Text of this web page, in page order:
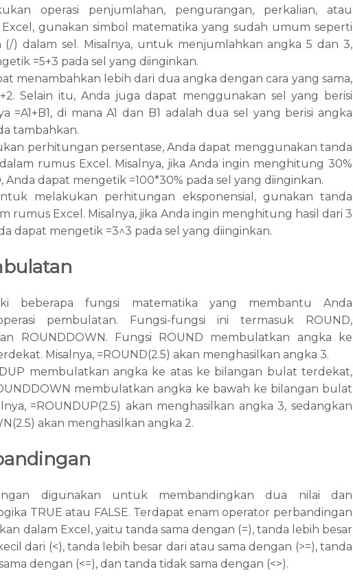
operasi penjumlahan, pengurangan, perkalian, atau
gunakan simbol matematika yang sudah umum seperti
(/) dalam sel. Misalnya, untuk menjumlahkan angka 5 dan 3,
=5+3 pada sel yang diinginkan.
menambahkan lebih dari dua angka dengan cara yang sama,
Selain itu, Anda juga dapat menggunakan sel yang berisi
=A1+B1, di mana A1 dan B1 adalah dua sel yang berisi angka
tambahkan.
perhitungan persentase, Anda dapat menggunakan tanda
rumus Excel. Misalnya, jika Anda ingin menghitung 30%
Anda dapat mengetik =100*30% pada sel yang diinginkan.
melakukan perhitungan eksponensial, gunakan tanda
rumus Excel. Misalnya, jika Anda ingin menghitung hasil dari 3
dapat mengetik =3^3 pada sel yang diinginkan.
beberapa fungsi matematika yang membantu Anda
pembulatan. Fungsi-fungsi ini termasuk ROUND,
ROUNDDOWN. Fungsi ROUND membulatkan angka ke
Misalnya, =ROUND(2.5) akan menghasilkan angka 3.
membulatkan angka ke atas ke bilangan bulat terdekat,
membulatkan angka ke bawah ke bilangan bulat
=ROUNDUP(2.5) akan menghasilkan angka 3, sedangkan
akan menghasilkan angka 2.
digunakan untuk membandingkan dua nilai dan
TRUE atau FALSE. Terdapat enam operator perbandingan
dalam Excel, yaitu tanda sama dengan (=), tanda lebih besar
dari (<), tanda lebih besar dari atau sama dengan (>=), tanda
dengan (<=), dan tanda tidak sama dengan (<>).